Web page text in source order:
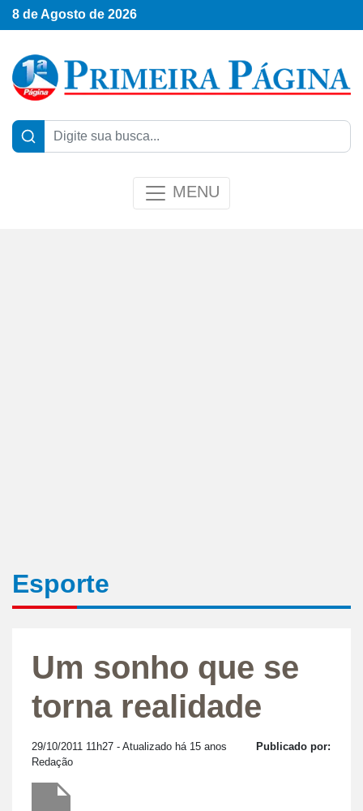
8 de Agosto de 2026
MENU
Esporte
Um sonho que se
torna realidade
29/10/2011 11h27 - Atualizado há 15 anos
Publicado por:
Redação